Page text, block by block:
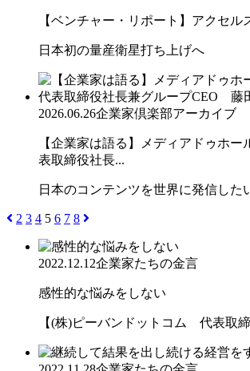
【ベンチャー・リポート】アクセル
日本初の量産衛星打ち上げへ
2026.06.26企業家倶楽部アーカイブ
【企業家は語る】メディアドゥホ
表取締役社長...
日本のコンテンツを世界に発信した
2 3 4 5 6 7 8
2022.12.12企業家たちの金言
感性的な悩みをしない
【(株)ピーバンドットコム 代表取